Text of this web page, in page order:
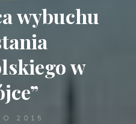
wybuchu
w
2015